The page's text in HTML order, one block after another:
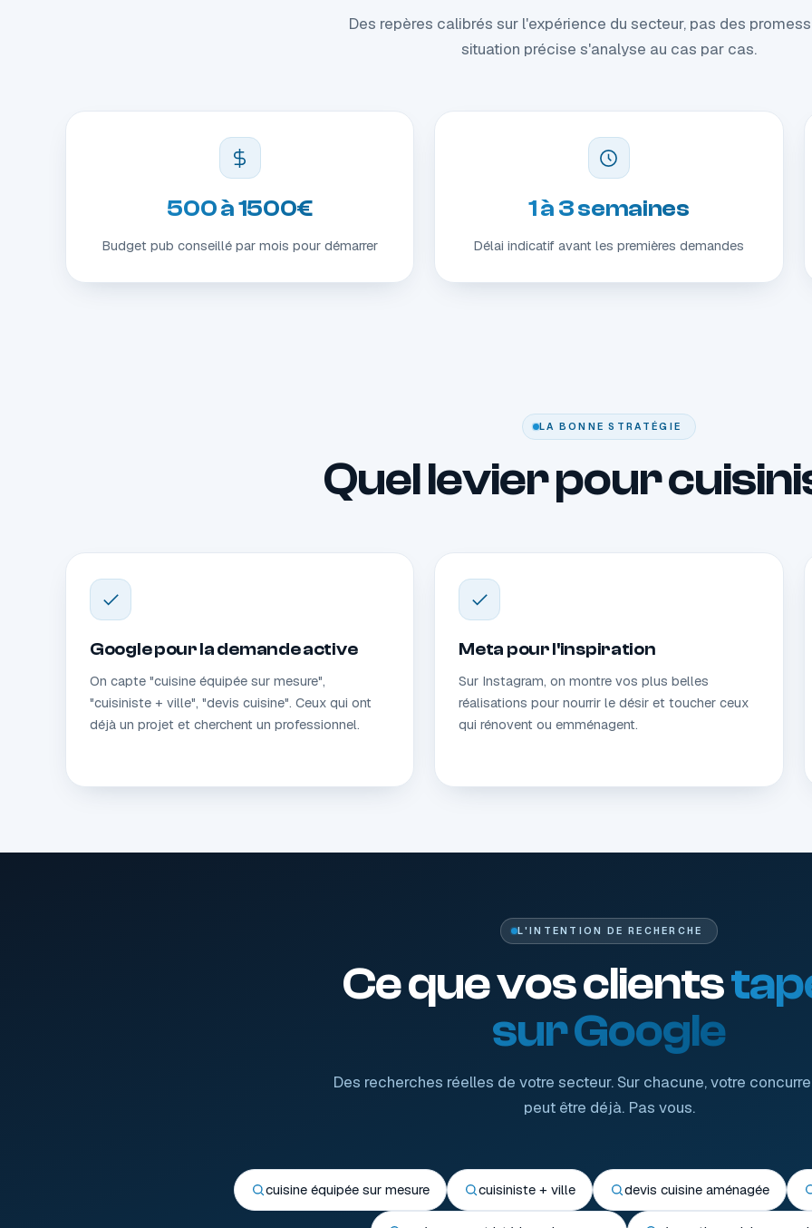
Des repères calibrés sur l'expérience du secteur, pas des
situation précise s'analyse au cas par cas.
500 à 1500€
Budget pub conseillé par mois pour démarrer
1 à 3 semaines
Délai indicatif avant les premières demandes
LA BONNE STRATÉGIE
Quel levier pour
Google pour la demande active
On capte "cuisine équipée sur mesure",
"cuisiniste + ville", "devis cuisine". Ceux qui ont
déjà un projet et cherchent un professionnel.
Meta pour l'inspiration
Sur Instagram, on montre vos plus belles
réalisations pour nourrir le désir et toucher ceux
qui rénovent ou emménagent.
L'INTENTION DE RECHERCHE
Ce que vos clients
sur Google
Des recherches réelles de votre secteur. Sur chacune, votre
peut être déjà. Pas vous.
cuisine équipée sur mesure cuisiniste + ville devis cuisine aménagée